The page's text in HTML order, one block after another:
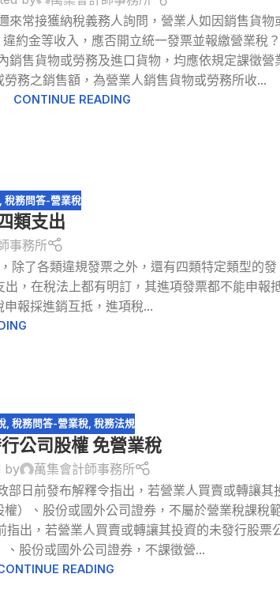
來常接獲納稅義務人詢問，營業人如因銷售貨物
約金等收入，應否開立統一發票並報繳營業稅？
銷售貨物或勞務及進口貨物，均應依規定課徵營
務之銷售額，為營業人銷售貨物或勞務所收...
CONTINUE READING
稅務問答-營業稅
類支出
事務所
除了各類違規發票之外，還有四類特定類型的發
，在稅法上都有明訂，其進項發票都不能申報
報採進銷互抵，進項稅...
,稅務問答-營業稅,稅務法規
公司股權 免營業稅
by
萬集會計師事務所
部日前發布解釋令指出，若營業人買賣或轉讓其
）、股份或國外公司證券，不屬於營業稅課稅
指出，若營業人買賣或轉讓其投資的未發行股票
、股份或國外公司證券，不課徵營...
READING